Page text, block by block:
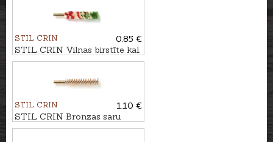
STIL CRIN
0.85 €
STIL CRIN Vilnas birstīte kal.
7mm
STIL CRIN
1.10 €
STIL CRIN Bronzas saru
birstīte kal. 6,5mm